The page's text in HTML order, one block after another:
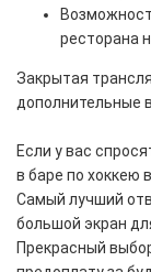
ресторана
Закрытая
дополнительные
Если у вас
в баре по хоккею
Самый лучший
большой экран
Прекрасный